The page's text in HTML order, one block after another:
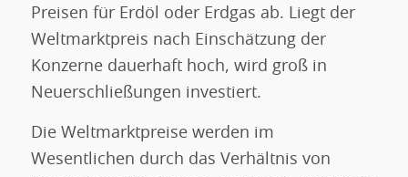
Preisen für Erdöl oder Erdgas ab. Liegt der
Weltmarktpreis nach Einschätzung der
Konzerne dauerhaft hoch, wird groß in
Neuerschließungen investiert.
Die Weltmarktpreise werden im
Wesentlichen durch das Verhältnis von